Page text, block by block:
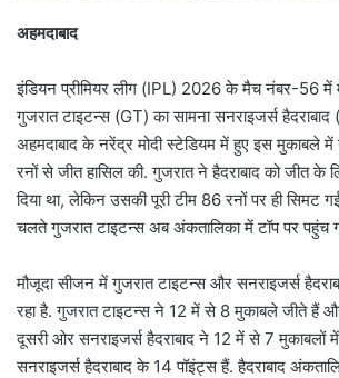
अहमदाबाद
इंडियन प्रीमियर लीग (IPL) 2026 के मैच नंबर-56 में
गुजरात टाइटन्स (GT) का सामना सनराइजर्स
अहमदाबाद के नरेंद्र मोदी स्टेडियम में हुए इस मुकाबले
रनों से जीत हासिल की. गुजरात ने हैदराबाद को जीत के
दिया था, लेकिन उसकी पूरी टीम 86 रनों पर ही सिमट
चलते गुजरात टाइटन्स अब अंकतालिका में टॉप पर पहुंच
मौजूदा सीजन में गुजरात टाइटन्स और सनराइजर्स
रहा है. गुजरात टाइटन्स ने 12 में से 8 मुकाबले जीते
दूसरी ओर सनराइजर्स हैदराबाद ने 12 में से 7 मुकाबलों
सनराइजर्स हैदराबाद के 14 पॉइंट्स हैं. हैदराबाद